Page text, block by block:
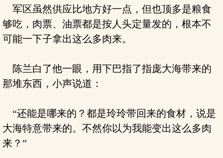
军区虽然供应比地方好一点，但也顶多是粮食
够吃，肉票、油票都是按人头定量发的，根本不
可能一下子拿出这么多肉来。
陈兰白了他一眼，用下巴指了指庞大海带来的
那堆东西，小声说道：
“还能是哪来的？都是玲玲带回来的食材，说是
大海特意带来的。不然你以为我能变出这么多肉
来？”